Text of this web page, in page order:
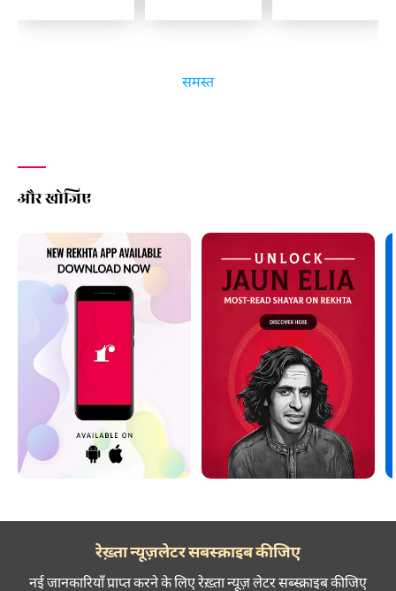
समस्त
और खोजिए
रेख़्ता न्यूज़लेटर सबस्क्राइब कीजिए
नई जानकारियाँ प्राप्त करने के लिए रेख़्ता न्यूज़ लेटर सब्स्क्राइब कीजिए